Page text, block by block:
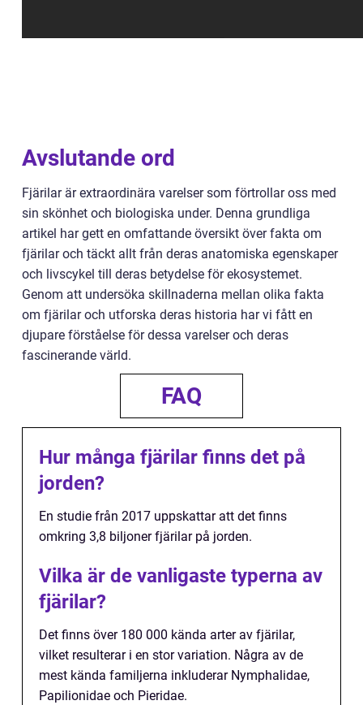
Avslutande ord
Fjärilar är extraordinära varelser som förtrollar oss med
sin skönhet och biologiska under. Denna grundliga
artikel har gett en omfattande översikt över fakta om
fjärilar och täckt allt från deras anatomiska egenskaper
och livscykel till deras betydelse för ekosystemet.
Genom att undersöka skillnaderna mellan olika fakta
om fjärilar och utforska deras historia har vi fått en
djupare förståelse för dessa varelser och deras
fascinerande värld.
FAQ
Hur många fjärilar finns det på
jorden?
En studie från 2017 uppskattar att det finns
omkring 3,8 biljoner fjärilar på jorden.
Vilka är de vanligaste typerna av
fjärilar?
Det finns över 180 000 kända arter av fjärilar,
vilket resulterar i en stor variation. Några av de
mest kända familjerna inkluderar Nymphalidae,
Papilionidae och Pieridae.